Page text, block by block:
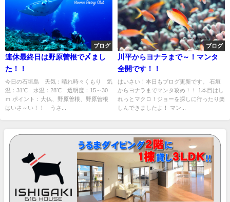
ブログ
連休最終日は野原曽根で〆まし
た！！
今日の石垣島 天気：晴れ時々くもり 気
温：31℃ 水温：28℃ 透明度：15～30
ｍ ポイント：大仏、野原曽根、野原曽根
はいさ～い！！ うさ...
ブログ
川平からヨナラまで～！マンタ
全開です！！
はいさい！本日もブログ更新です。 石垣
からヨナラまでマンタ攻め！！ 1本目はし
れっとマクロ！ジョーを探しに行ったり楽
しんできましたよ！ マン...